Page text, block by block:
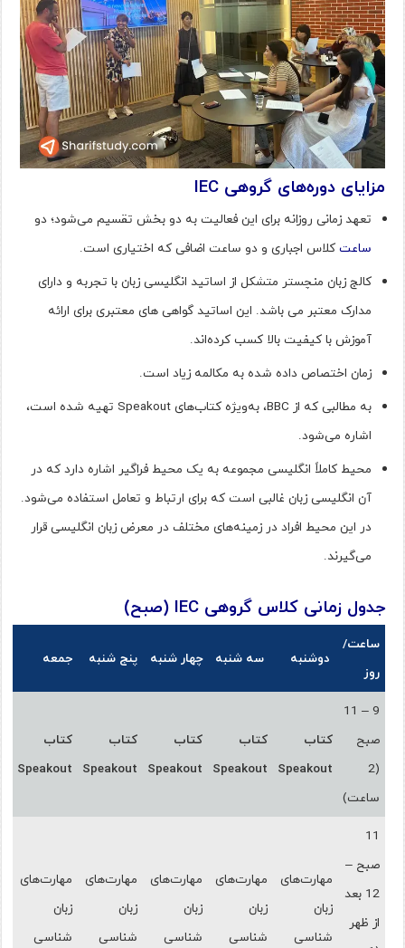
مزایای دوره‌های گروهی IEC
تعهد زمانی روزانه برای این فعالیت به دو بخش تقسیم می‌شود؛ دو
ساعتکلاس اجباری و دو ساعت اضافی که اختیاری است.
کالج زبان منچستر متشکل از اساتید انگلیسی زبان با تجربه و دارای
مدارک معتبر می باشد. این اساتید گواهی های معتبری برای ارائه
آموزش با کیفیت بالا کسب کرده‌اند.
زمان اختصاص داده شده به مکالمه زیاد است.
به مطالبی که از BBC، به‌ویژه کتاب‌های Speakout تهیه شده است،
اشاره می‌شود.
محیط کاملاً انگلیسی مجموعه به یک محیط فراگیر اشاره دارد که در
آن انگلیسی زبان غالبی است که برای ارتباط و تعامل استفاده می‌شود.
در این محیط افراد در زمینه‌های مختلف در معرض زبان انگلیسی قرار
می‌گیرند.
جدول زمانی کلاس گروهی IEC (صبح)
ساعت/
روز
دوشنبه سه شنبه چهار شنبه پنج شنبه جمعه
9 – 11
صبح
(2
ساعت)
کتاب
Speakout
کتاب
Speakout
کتاب
Speakout
کتاب
Speakout
کتاب
Speakout
11
صبح –
12 بعد
از ظهر
مهارت‌های
زبان
شناسی
مهارت‌های
زبان
شناسی
مهارت‌های
زبان
شناسی
مهارت‌های
زبان
شناسی
مهارت‌های
زبان
شناسی